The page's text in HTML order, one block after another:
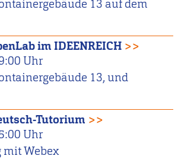
13 auf dem
im IDEENREICH >>
Uhr
13, und
Tutorium >>
Uhr
mit Webex